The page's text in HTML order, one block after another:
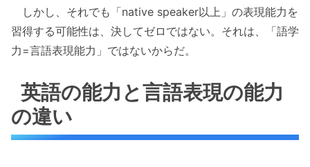
しかし、それでも「native speaker以上」の表現能力を
習得する可能性は、決してゼロではない。それは、「語学
力=言語表現能力」ではないからだ。
英語の能力と言語表現の能力
の違い